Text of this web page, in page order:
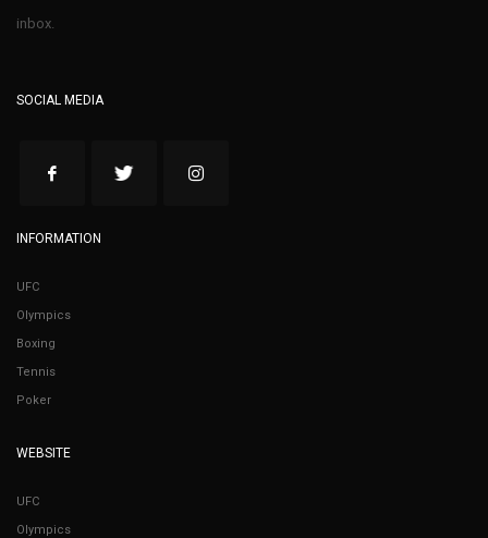
inbox.
SOCIAL MEDIA
INFORMATION
UFC
Olympics
Boxing
Tennis
Poker
WEBSITE
UFC
Olympics